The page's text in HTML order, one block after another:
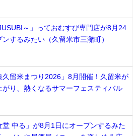
～」っておむすび専門店が8月24
ンするみたい（久留米市三潴町）
久留米まつり2026」8月開催！久留米が
がり、熱くなるサマーフェスティバル
堂 中る」が8月1日にオープンするみた